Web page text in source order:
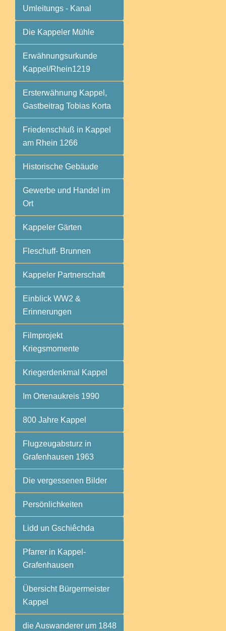
Umleitungs - Kanal
Die Kappeler Mühle
Erwähnungsurkunde
Kappel/Rhein1219
Ersterwähnung Kappel,
Gastbeitrag Tobias Korta
Friedenschluß in Kappel
am Rhein 1266
Historische Gebäude
Gewerbe und Handel im
Ort
Kappeler Gärten
Fleschuff- Brunnen
Kappeler Partnerschaft
Einblick WW2 &
Erinnerungen
Filmprojekt
Kriegsmomente
Kriegerdenkmal Kappel
Im Ortenaukreis 1990
800 Jahre Kappel
Flugzeugabsturz in
Grafenhausen 1963
Die vergessenen Bilder
Persönlichkeiten
Lidd un Gschiêchda
Pfarrer in Kappel-
Grafenhausen
Übersicht Bürgermeister
Kappel
die Auswanderer um 1848